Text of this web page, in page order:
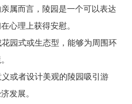
属而言，陵园是一个可以表达
心理上获得安慰。
园式或生态型，能够为周围环
或者设计美观的陵园吸引游
发展。